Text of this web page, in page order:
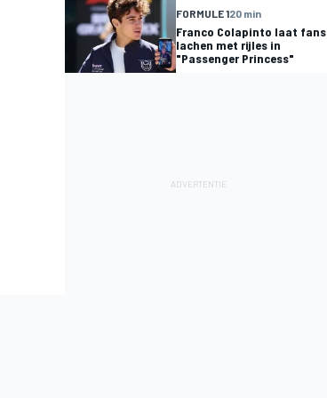
FORMULE 120 min
Franco Colapinto laat fans
lachen met rijles in
"Passenger Princess"